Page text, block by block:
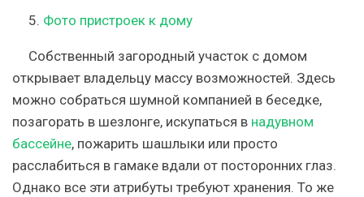
5. Фото пристроек к дому
Собственный загородный участок с домом
открывает владельцу массу возможностей. Здесь
можно собраться шумной компанией в беседке,
позагорать в шезлонге, искупаться в надувном
бассейне, пожарить шашлыки или просто
расслабиться в гамаке вдали от посторонних глаз.
Однако все эти атрибуты требуют хранения. То же